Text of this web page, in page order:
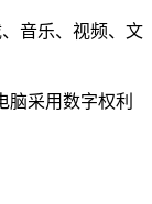
音乐、视频、文
脑采用数字权利